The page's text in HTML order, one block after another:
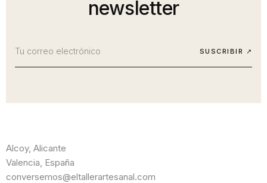
newsletter
SUSCRIBIR ↗
Alcoy, Alicante
Valencia, España
conversemos@eltallerartesanal.com